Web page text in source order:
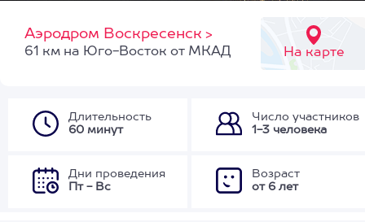
Аэродром Воскресенск >
На карте
61 км на Юго-Восток от МКАД
Длительность
60 минут
Число участников
1-3 человека
Дни проведения
Пт - Вс
Возраст
от 6 лет